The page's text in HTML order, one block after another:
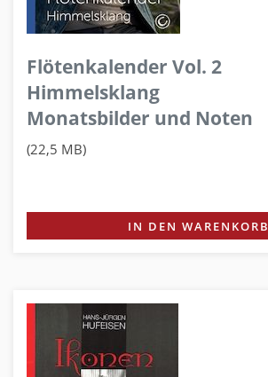
Flötenkalender Vol. 2
Himmelsklang
Monatsbilder und Noten
(22,5 MB)
IN DEN WARENKORB